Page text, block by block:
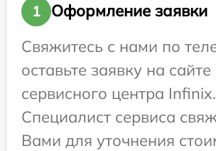
1
Оформление заявки
Свяжитесь с нами по
оставьте заявку на сайте
сервисного центра Infinix.
Специалист сервиса
Вами для уточнения